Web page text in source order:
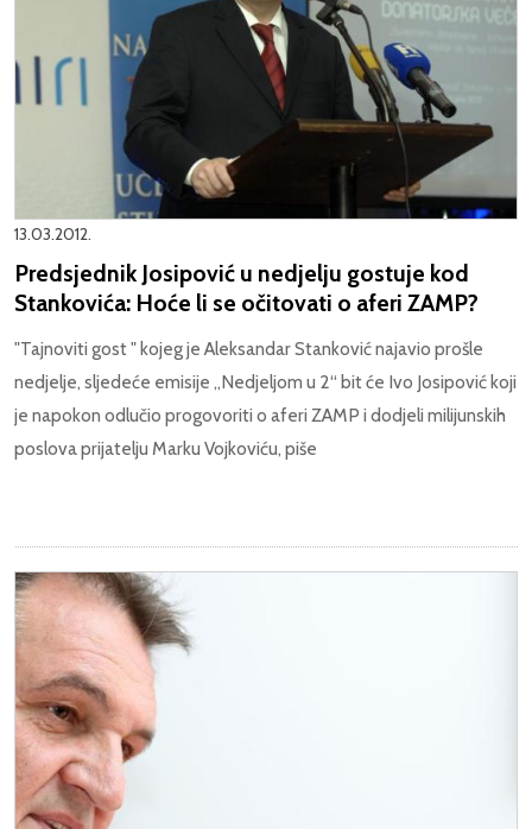
13.03.2012.
Predsjednik Josipović u nedjelju gostuje kod
Stankovića: Hoće li se očitovati o aferi ZAMP?
"Tajnoviti gost " kojeg je Aleksandar Stanković najavio prošle
nedjelje, sljedeće emisije „Nedjeljom u 2“ bit će Ivo Josipović koji
je napokon odlučio progovoriti o aferi ZAMP i dodjeli milijunskih
poslova prijatelju Marku Vojkoviću, piše